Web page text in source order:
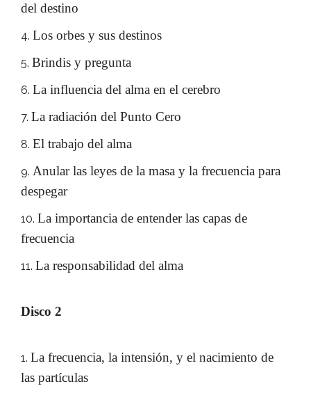
del destino
Los orbes y sus destinos
Brindis y pregunta
La influencia del alma en el cerebro
La radiación del Punto Cero
El trabajo del alma
Anular las leyes de la masa y la frecuencia para
despegar
La importancia de entender las capas de
frecuencia
La responsabilidad del alma
Disco 2
La frecuencia, la intensión, y el nacimiento de
las partículas